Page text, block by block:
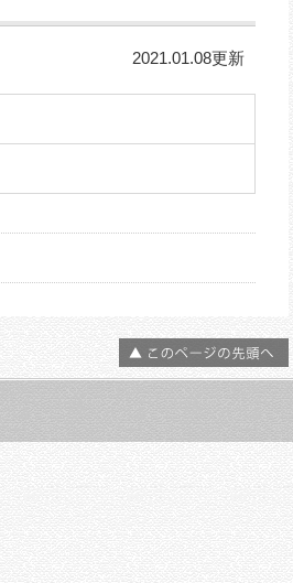
2021.01.08更新